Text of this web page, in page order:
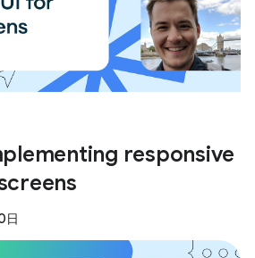
responsive
日